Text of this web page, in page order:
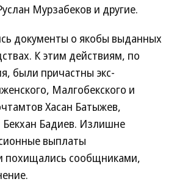
Мурзабеков и другие.
документы о якобы выданных
К этим действиям, по
были причастны экс-
Малгобекского и
Хасан Батыжев,
Бекхан Бадиев. Излишне
выплаты
похищались сообщниками,